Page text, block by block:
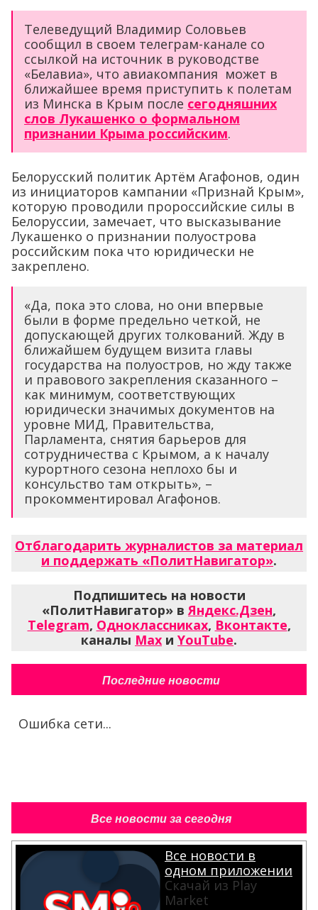
Телеведущий Владимир Соловьев
сообщил в своем телеграм-канале со
ссылкой на источник в руководстве
«Белавиа», что авиакомпания может в
ближайшее время приступить к полетам
из Минска в Крым после сегодняшних
слов Лукашенко о формальном
признании Крыма российским.
Белорусский политик Артём Агафонов, один
из инициаторов кампании «Признай Крым»,
которую проводили пророссийские силы в
Белоруссии, замечает, что высказывание
Лукашенко о признании полуострова
российским пока что юридически не
закреплено.
«Да, пока это слова, но они впервые
были в форме предельно четкой, не
допускающей других толкований. Жду в
ближайшем будущем визита главы
государства на полуостров, но жду также
и правового закрепления сказанного –
как минимум, соответствующих
юридически значимых документов на
уровне МИД, Правительства,
Парламента, снятия барьеров для
сотрудничества с Крымом, а к началу
курортного сезона неплохо бы и
консульство там открыть», –
прокомментировал Агафонов.
Отблагодарить журналистов за материал
и поддержать «ПолитНавигатор».
Подпишитесь на новости
«ПолитНавигатор» вЯндекс.Дзен,
Telegram, Одноклассниках, Вконтакте,
каналы Max и YouTube.
Последние новости
Ошибка сети...
Все новости за сегодня
Все новости в
одном приложении
Скачай из Play
Market